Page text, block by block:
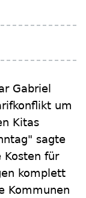
Gabriel
um
Kitas
sagte
Kosten für
komplett
Kommunen